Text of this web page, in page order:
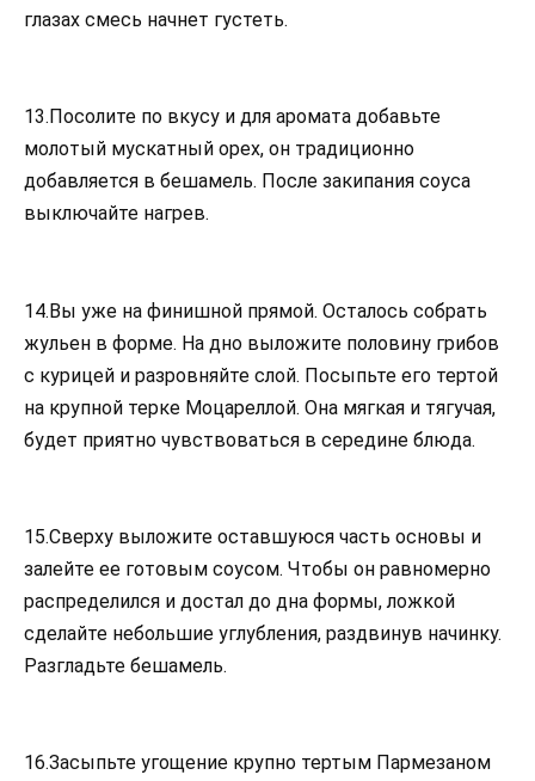
глазах смесь начнет густеть.
13.Посолите по вкусу и для аромата добавьте
молотый мускатный орех, он традиционно
добавляется в бешамель. После закипания соуса
выключайте нагрев.
14.Вы уже на финишной прямой. Осталось собрать
жульен в форме. На дно выложите половину грибов
с курицей и разровняйте слой. Посыпьте его тертой
на крупной терке Моцареллой. Она мягкая и тягучая,
будет приятно чувствоваться в середине блюда.
15.Сверху выложите оставшуюся часть основы и
залейте ее готовым соусом. Чтобы он равномерно
распределился и достал до дна формы, ложкой
сделайте небольшие углубления, раздвинув начинку.
Разгладьте бешамель.
16.Засыпьте угощение крупно тертым Пармезаном